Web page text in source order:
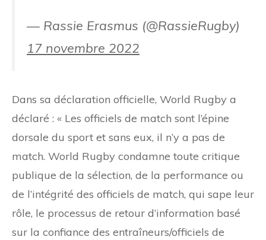
— Rassie Erasmus (@RassieRugby)
17 novembre 2022
Dans sa déclaration officielle, World Rugby a
déclaré : « Les officiels de match sont l’épine
dorsale du sport et sans eux, il n’y a pas de
match. World Rugby condamne toute critique
publique de la sélection, de la performance ou
de l’intégrité des officiels de match, qui sape leur
rôle, le processus de retour d’information basé
sur la confiance des entraîneurs/officiels de